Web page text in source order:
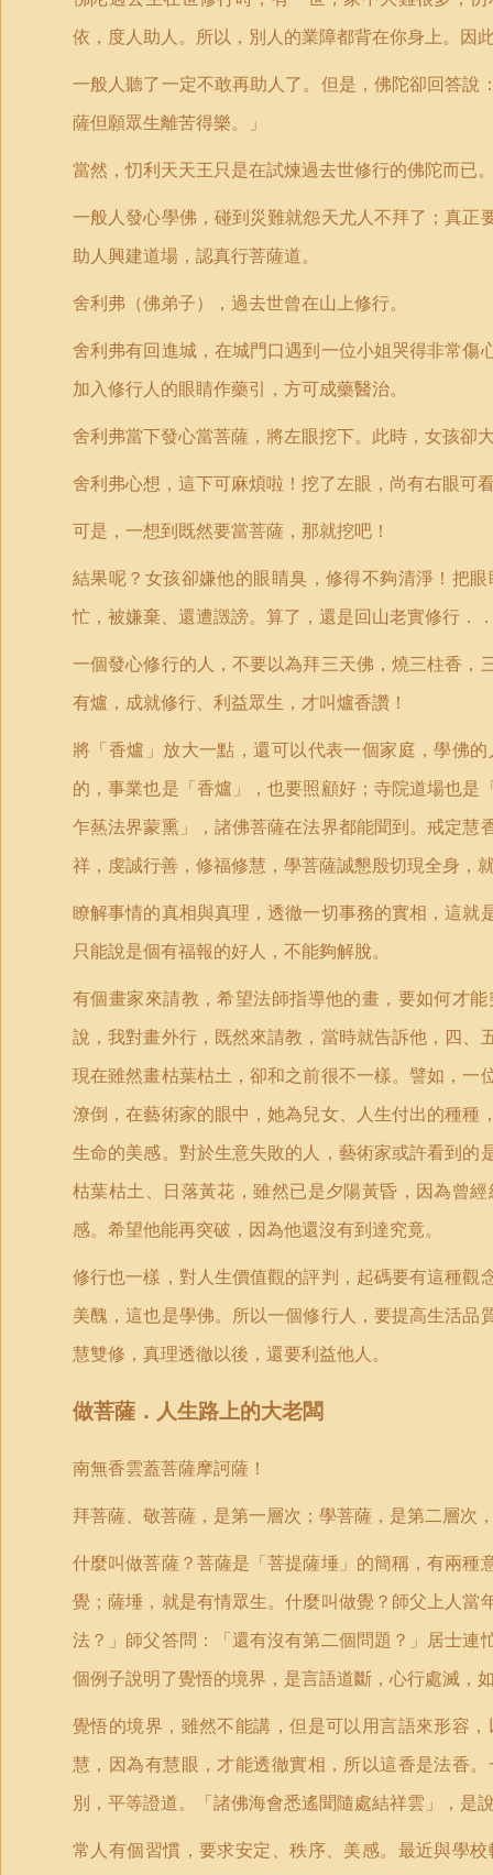
依，度人助人。所以，別人的業障都背在你身上。因
一般人聽了一定不敢再助人了。但是，佛陀卻回答
薩但願眾生離苦得樂。」
當然，忉利天天王只是在試煉過去世修行的佛陀而已
一般人發心學佛，碰到災難就怨天尤人不拜了；真
助人興建道場，認真行菩薩道。
舍利弗（佛弟子），過去世曾在山上修行。
舍利弗有回進城，在城門口遇到一位小姐哭得非常
加入修行人的眼睛作藥引，方可成藥醫治。
舍利弗當下發心當菩薩，將左眼挖下。此時，女孩卻
舍利弗心想，這下可麻煩啦！挖了左眼，尚有右眼可
可是，一想到既然要當菩薩，那就挖吧！
結果呢？女孩卻嫌他的眼睛臭，修得不夠清淨！把
忙，被嫌棄、還遭譭謗。算了，還是回山老實修行．
一個發心修行的人，不要以為拜三天佛，燒三柱香
有爐，成就修行、 利益眾生， 才叫爐香讚 ！
將「香爐」放大一點，還可以代表一個家庭，學佛的
的，事業也是「香爐」，也要照顧好；寺院道場也
乍爇法界蒙熏」，諸佛菩薩在法界都能聞到。戒定
祥，虔誠行善，修福修慧，學菩薩誠懇殷切現全身，
瞭解事情的真相與真理，透徹一切事務的實相，這
只能說是個有福報的好人，不能夠解脫。
有個畫家來請教，希望法師指導他的畫，要如何才
說，我對畫外行，既然來請教，當時就告訴他，四
現在雖然畫枯葉枯土，卻和之前很不一樣。譬如，
潦倒，在藝術家的眼中，她為兒女、人生付出的種
生命的美感。對於生意失敗的人，藝術家或許看到
枯葉枯土、日落黃花，雖然已是夕陽黃昏，因為曾
感。希望他能再突破，因為他還沒有到達究竟。
修行也一樣，對人生價值觀的評判，起碼要有這種
美醜，這也是學佛。所以一個修行人，要提高生活
慧雙修，真理透徹以後，還要利益他人。
做菩薩．人生路上的大老闆
南無香雲蓋菩薩摩訶薩！
拜菩薩、敬菩薩，是第一層次；學菩薩，是第二層次
什麼叫做菩薩？菩薩是「菩提薩埵」的簡稱，有兩
覺；薩埵，就是有情眾生。什麼叫做覺？師父上人
法？」師父答問：「還有沒有第二個問題？」居士
個例子說明了覺悟的境界，是言語道斷，心行處滅，
覺悟的境界，雖然不能講，但是可以用言語來形容
慧，因為有慧眼，才能透徹實相，所以這香是法香
別，平等證道。「諸佛海會悉遙聞隨處結祥雲」，是
常人有個習慣，要求安定、秩序、美感。最近與學